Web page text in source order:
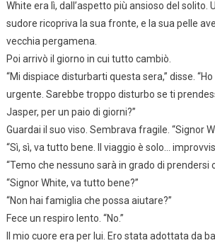
White era lì, dall’aspetto più ansioso del solito.
sudore ricopriva la sua fronte, e la sua pelle
vecchia pergamena.
Poi arrivò il giorno in cui tutto cambiò.
“Mi dispiace disturbarti questa sera,” disse.
urgente. Sarebbe troppo disturbo se ti
Jasper, per un paio di giorni?”
Guardai il suo viso. Sembrava fragile. “Signor
“Sì, sì, va tutto bene. Il viaggio è solo…
“Temo che nessuno sarà in grado di prendersi
“Signor White, va tutto bene?”
“Non hai famiglia che possa aiutare?”
Fece un respiro lento. “No.”
Il mio cuore era per lui. Ero stata adottata da